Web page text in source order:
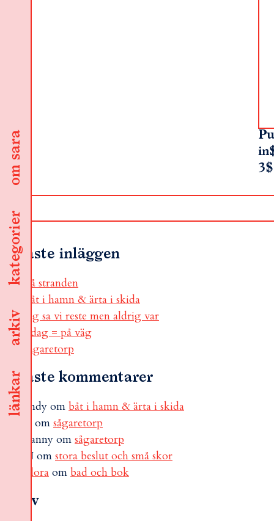
länkar
arkiv
kategorier
om sara
in
Senaste inläggen
på stranden
båt i hamn & ärta i skida
jag sa vi reste men aldrig var
i dag = på väg
sågaretorp
Senaste kommentarer
andy om båt i hamn & ärta i skida
om sågaretorp
Fanny om sågaretorp
N om stora beslut och små skor
Flora om bad och bok
Arkiv